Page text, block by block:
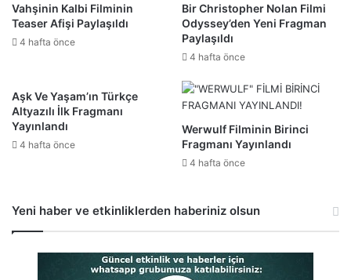
Vahşinin Kalbi Filminin
Teaser Afişi Paylaşıldı
4 hafta önce
Bir Christopher Nolan Filmi
Odyssey’den Yeni Fragman
Paylaşıldı
4 hafta önce
Aşk Ve Yaşam’ın Türkçe
Altyazılı İlk Fragmanı
Yayınlandı
4 hafta önce
Werwulf Filminin Birinci
Fragmanı Yayınlandı
4 hafta önce
Yeni haber ve etkinliklerden haberiniz olsun